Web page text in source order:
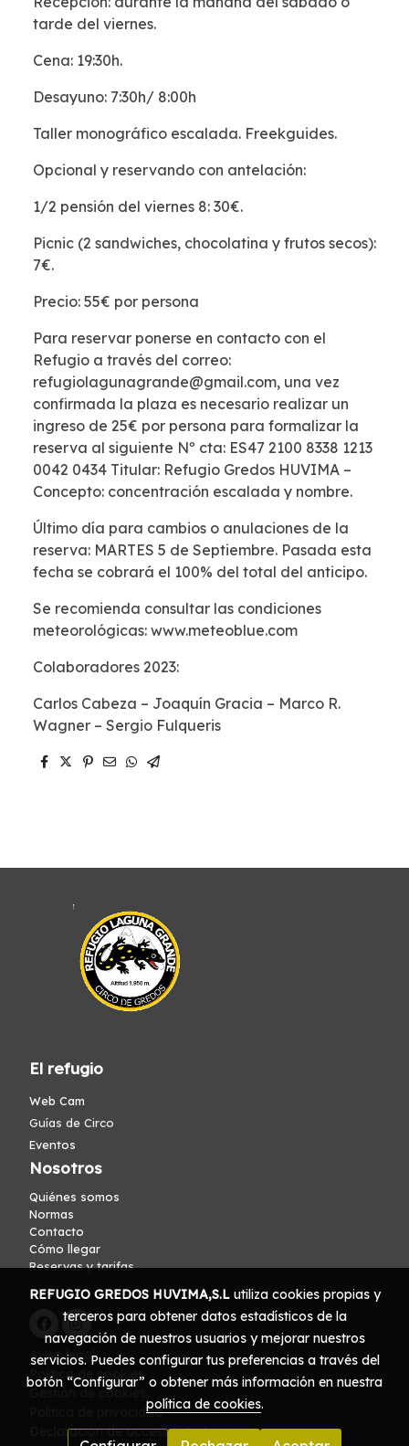
tarde del viernes.
Cena: 19:30h.
Desayuno: 7:30h/ 8:00h
Taller monográfico escalada. Freekguides.
Opcional y reservando con antelación:
1/2 pensión del viernes 8: 30€.
Picnic (2 sandwiches, chocolatina y frutos secos):
7€.
Precio: 55€ por persona
Para reservar ponerse en contacto con el
Refugio a través del correo:
refugiolagunagrande@gmail.com, una vez
confirmada la plaza es necesario realizar un
ingreso de 25€ por persona para formalizar la
reserva al siguiente Nº cta: ES47 2100 8338 1213
0042 0434 Titular: Refugio Gredos HUVIMA –
Concepto: concentración escalada y nombre.
Último día para cambios o anulaciones de la
reserva: MARTES 5 de Septiembre. Pasada esta
fecha se cobrará el 100% del total del anticipo.
Se recomienda consultar las condiciones
meteorológicas: www.meteoblue.com
Colaboradores 2023:
Carlos Cabeza – Joaquín Gracia – Marco R.
Wagner – Sergio Fulqueris
El refugio
Web Cam
Guías de Circo
Eventos
Nosotros
Quiénes somos
Normas
Contacto
Cómo llegar
Reservas y tarifas
Aviso legal
Política de cookies
Gestión de cookies
Política de privacidad
Declaración de accesibilidad
REFUGIO GREDOS HUVIMA,S.Lutiliza cookies propias y
terceros para obtener datos estadísticos de la
navegación de nuestros usuarios y mejorar nuestros
servicios. Puedes configurar tus preferencias a través del
botón “Configurar” o obtener más información en nuestra
política de cookies.